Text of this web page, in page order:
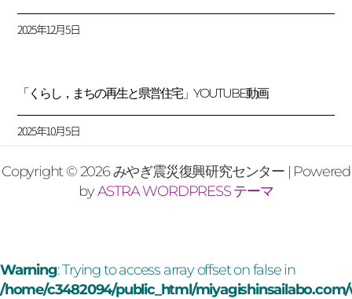
2025年12月5日
「くらし，まちの再生と県営住宅」YOUTUBE動画
2025年10月5日
Copyright © 2026 みやぎ震災復興研究センター | Powered
byASTRA WORDPRESS テーマ
Warning: Trying to access array offset on false in
/home/c3482094/public_html/